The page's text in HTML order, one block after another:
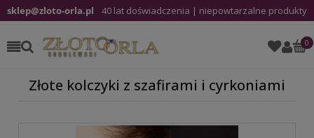
sklep@zloto-orla.pl 40 lat doświadczenia | niepowtarzalne produkty
Złote kolczyki z szafirami i cyrkoniami